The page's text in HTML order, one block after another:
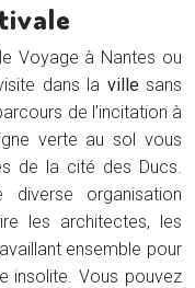
Voyage à Nantes ou
dans la villesans
de l’incitation à
verte au sol vous
de la cité des Ducs.
organisation
les architectes, les
ensemble pour
insolite. Vous pouvez